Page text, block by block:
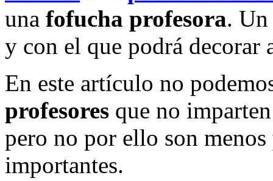
una fofucha profesora.
y con el que podrá decorar
En este artículo no
profesores que no
pero no por ello son menos
importantes.